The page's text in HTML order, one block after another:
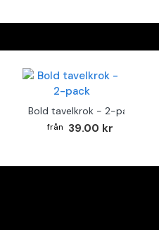
Bold tavelkrok - 2-pack
39.00 kr